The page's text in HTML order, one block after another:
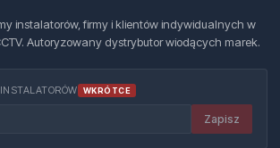
instalatorów, firmy i klientów indywidualnych w
Autoryzowany dystrybutor wiodących marek.
WKRÓTCE
Zapisz